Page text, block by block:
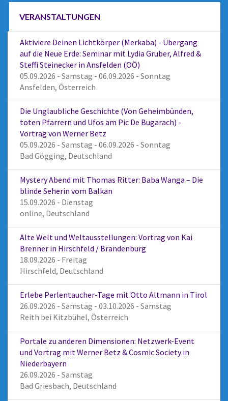
VERANSTALTUNGEN
Aktiviere Deinen Lichtkörper (Merkaba) - Übergang
auf die Neue Erde: Seminar mit Lydia Gruber, Alfred &
Steffi Steinecker in Ansfelden (OÖ)
05.09.2026 - Samstag - 06.09.2026 - Sonntag
Ansfelden, Österreich
Die Unglaubliche Geschichte (Von Geheimbünden,
toten Pfarrern und Ufos am Pic De Bugarach) -
Vortrag von Werner Betz
05.09.2026 - Samstag - 06.09.2026 - Sonntag
Bad Gögging, Deutschland
Mystery Abend mit Thomas Ritter: Baba Wanga – Die
blinde Seherin vom Balkan
15.09.2026 - Dienstag
online, Deutschland
Alte Welt und Weltausstellungen: Vortrag von Kai
Brenner in Hirschfeld / Brandenburg
18.09.2026 - Freitag
Hirschfeld, Deutschland
Erlebe Perlentaucher-Tage mit Otto Altmann in Tirol
26.09.2026 - Samstag - 03.10.2026 - Samstag
Reith bei Kitzbühel, Österreich
Portale zu anderen Dimensionen: Netzwerk-Event
und Vortrag mit Werner Betz & Cosmic Society in
Niederbayern
26.09.2026 - Samstag
Bad Griesbach, Deutschland